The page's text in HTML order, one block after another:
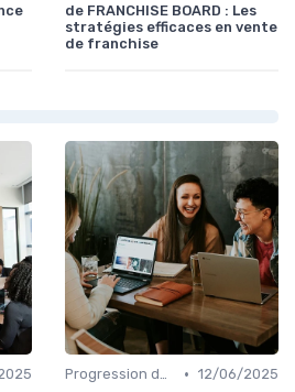
de FRANCHISE BOARD : Les
stratégies efficaces en vente
de franchise
Progression de carrière en vente • 12/06/2025